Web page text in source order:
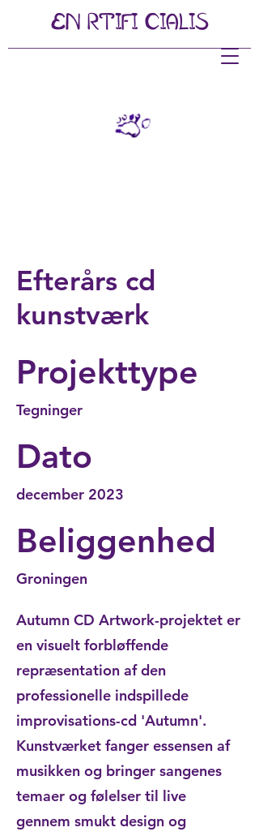
EN RTIFI CIALIS
Efterårs cd
kunstværk
Projekttype
Tegninger
Dato
december 2023
Beliggenhed
Groningen
Autumn CD Artwork-projektet er
en visuelt forbløffende
repræsentation af den
professionelle indspillede
improvisations-cd 'Autumn'.
Kunstværket fanger essensen af
musikken og bringer sangenes
temaer og følelser til live
gennem smukt design og